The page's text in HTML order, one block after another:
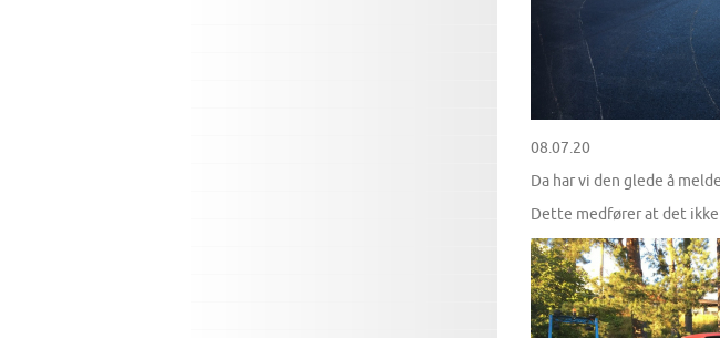
08.07.20
Da har vi den glede å
Dette medfører at det